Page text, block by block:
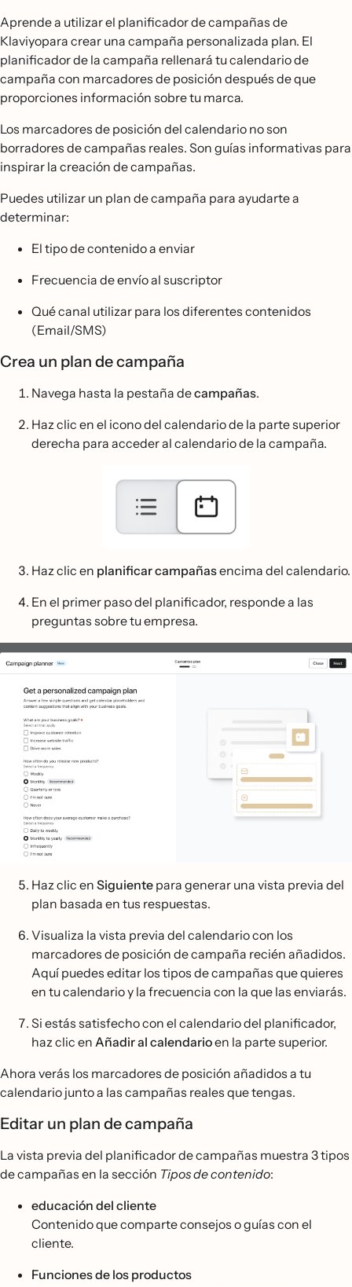
Aprende a utilizar el planificador de campañas de
Klaviyopara crear una campaña personalizada plan. El
planificador de la campaña rellenará tu calendario de
campaña con marcadores de posición después de que
proporciones información sobre tu marca.
Los marcadores de posición del calendario no son
borradores de campañas reales. Son guías informativas para
inspirar la creación de campañas.
Puedes utilizar un plan de campaña para ayudarte a
determinar:
El tipo de contenido a enviar
Frecuencia de envío al suscriptor
Qué canal utilizar para los diferentes contenidos
(Email/SMS)
Crea un plan de campaña
Navega hasta la pestaña decampañas.
Haz clic en el icono del calendario de la parte superior
derecha para acceder al calendario de la campaña.
Haz clic en planificar campañasencima del calendario.
En el primer paso del planificador, responde a las
preguntas sobre tu empresa.
Haz clic en Siguiente para generar una vista previa del
plan basada en tus respuestas.
Visualiza la vista previa del calendario con los
marcadores de posición de campaña recién añadidos.
Aquí puedes editar los tipos de campañas que quieres
en tu calendario y la frecuencia con la que las enviarás.
Si estás satisfecho con el calendario del planificador,
haz clic en Añadir al calendarioen la parte superior.
Ahora verás los marcadores de posición añadidos a tu
calendario junto a las campañas reales que tengas.
Editar un plan de campaña
La vista previa del planificador de campañas muestra 3 tipos
de campañas en la sección Tipos de contenido:
educación del cliente
Contenido que comparte consejos o guías con el
cliente.
Funciones de los productos